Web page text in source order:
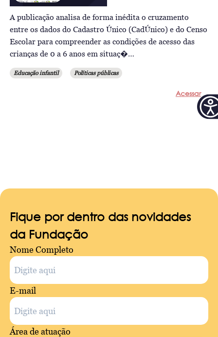
A publicação analisa de forma inédita o cruzamento
entre os dados do Cadastro Único (CadÚnico) e do Censo
Escolar para compreender as condições de acesso das
crianças de 0 a 6 anos em situaç�…
Educação infantil Políticas públicas
Acessar
Fique por dentro das novidades
da Fundação
Nome Completo
E-mail
Área de atuação